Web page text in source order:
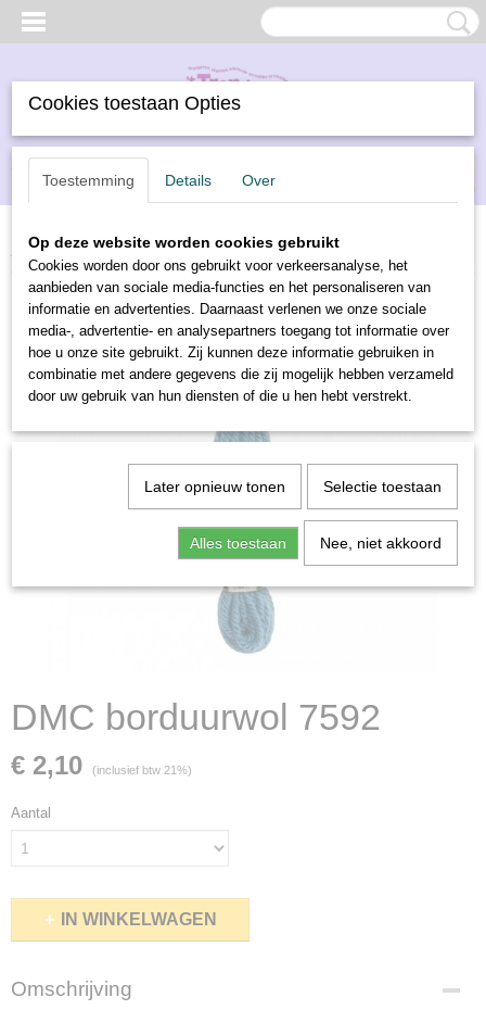
Inloggen Registreren
(0)
Home>Borduren>DMC borduurwol>DMC borduurwol 7592
DMC borduurwol 7592
€ 2,10 (inclusief btw 21%)
Aantal
IN WINKELWAGEN
Omschrijving
Cookies toestaan Opties
Toestemming Details Over
Op deze website worden cookies gebruikt
Cookies worden door ons gebruikt voor verkeersanalyse, het
aanbieden van sociale media-functies en het personaliseren van
informatie en advertenties. Daarnaast verlenen we onze sociale
media-, advertentie- en analysepartners toegang tot informatie over
hoe u onze site gebruikt. Zij kunnen deze informatie gebruiken in
combinatie met andere gegevens die zij mogelijk hebben verzameld
door uw gebruik van hun diensten of die u hen hebt verstrekt.
Later opnieuw tonen Selectie toestaan
Alles toestaan Nee, niet akkoord